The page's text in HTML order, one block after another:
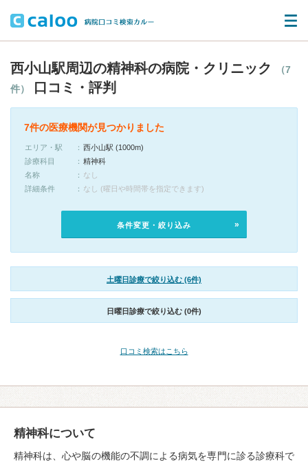
西小山駅周辺の精神科の病院・クリニック
（7
件）
口コミ・評判
7件の医療機関が見つかりました
エリア・駅
西小山駅 (1000m)
診療科目
精神科
名称
なし
詳細条件
なし (曜日や時間帯を指定できます)
条件変更・絞り込み
土曜日診療で絞り込む (6件)
日曜日診療で絞り込む (0件)
口コミ検索はこちら
精神科について
精神科は、心や脳の機能の不調による病気を専門に診る診療科で